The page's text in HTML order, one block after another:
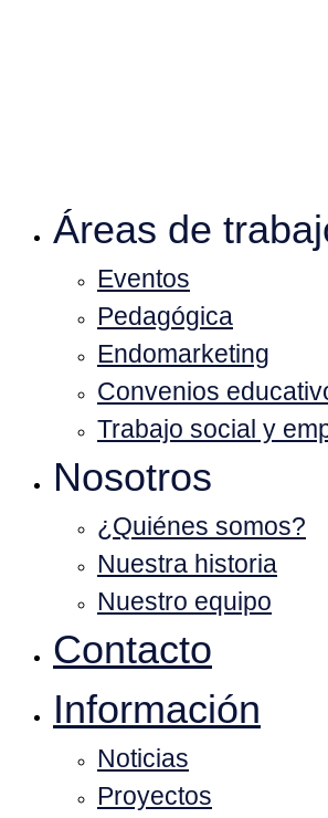
Áreas de
Eventos
Pedagógica
Endomarketing
Convenios
Trabajo social y
Nosotros
¿Quiénes somos?
Nuestra historia
Nuestro equipo
Contacto
Información
Noticias
Proyectos